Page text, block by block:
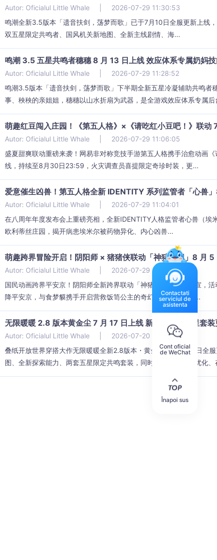
Autor: Oficialul Little Whale
2026-07-29 11:30:53
鸣潮全新3.5版本「遗音扶剑，荡梦而歌」已于7月10日全服更新上线
双五星限定共鸣者、国风机关新地图、全新主线剧情、海...
鸣潮 3.5 五星共鸣者穗穗 8 月 13 日上线 效应体系专属奶妈
Autor: Oficialul Little Whale
2026-07-29 11:28:52
鸣潮3.5版本「遗音扶剑，荡梦而歌」下半期全新五星冷凝辅助共鸣
事、秧秧的亲姐姐，穗穗以山水折扇为武器，是全游戏效应体系专属后
萌趣红豆闯入庄园！《第五人格》×《请吃红小豆吧！》联动
Autor: Oficialul Little Whale
2026-07-29 11:06:05
盛夏甜爽联动重磅来袭！网易非对称竞技手游第五人格携手治愈动画
线，持续至8月30日23:59，火灾调查员喜提限定奇珍时装，更...
爱意催生凶兽！第五人格全新 IDENTITY 系列监管者「心兽
Autor: Oficialul Little Whale
2026-07-29 11:04:01
在八周年年度发布会上重磅亮相，全新IDENTITY人格监管者心兽（
欧利蒂丝庄园，揭开病患埃米尔被药物异化、内心凶兽...
萌趣跨界冒险开启！阴阳师 × 猪猪侠联动「神猪战纪」8 月 5
Autor: Oficialul Little Whale
2026-07-29 11:01:41
国民动画跨界平安京！阴阳师全新跨界联动「神猪战纪」正式官宣，
降平安京，与食梦貘携手开启营救饭笥公主的奇幻冒险，两款限...
无限暖暖 2.8 版本黄金尘 7 月 17 日上线 新地图磐城五星套装
Autor: Oficialul Little Whale
2026-07-20 15:01:51
叠纸开放世界穿搭大作无限暖暖全新2.8版本・黄金尘已于7月17日全
图、全新探索能力、两套五星限定共鸣套装，同时上线海量减负优化、
Contactati
serviciul de
asistenta
Cont oficial
de WeChat
Înapoi sus